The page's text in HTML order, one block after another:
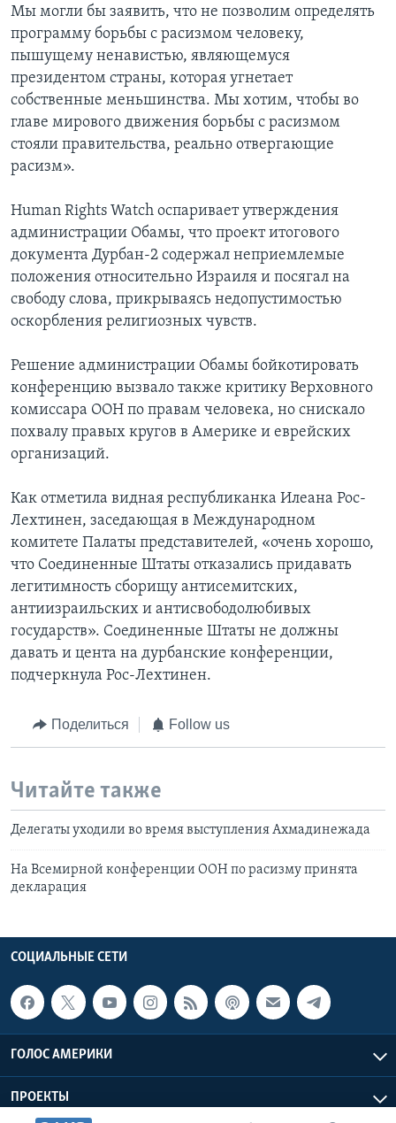
Мы могли бы заявить, что не позволим определять
программу борьбы с расизмом человеку,
пышущему ненавистью, являющемуся
президентом страны, которая угнетает
собственные меньшинства. Мы хотим, чтобы во
главе мирового движения борьбы с расизмом
стояли правительства, реально отвергающие
расизм».
Human Rights Watch оспаривает утверждения
администрации Обамы, что проект итогового
документа Дурбан-2 содержал неприемлемые
положения относительно Израиля и посягал на
свободу слова, прикрываясь недопустимостью
оскорбления религиозных чувств.
Решение администрации Обамы бойкотировать
конференцию вызвало также критику Верховного
комиссара ООН по правам человека, но снискало
похвалу правых кругов в Америке и еврейских
организаций.
Как отметила видная республиканка Илеана Рос-
Лехтинен, заседающая в Международном
комитете Палаты представителей, «очень хорошо,
что Соединенные Штаты отказались придавать
легитимность сборищу антисемитских,
антиизраильских и антисвободолюбивых
государств». Соединенные Штаты не должны
давать и цента на дурбанские конференции,
подчеркнула Рос-Лехтинен.
Поделиться Follow us
Читайте также
Делегаты уходили во время выступления Ахмадинежада
На Всемирной конференции ООН по расизму принята
декларация
СОЦИАЛЬНЫЕ СЕТИ
ГОЛОС АМЕРИКИ
ПРОЕКТЫ